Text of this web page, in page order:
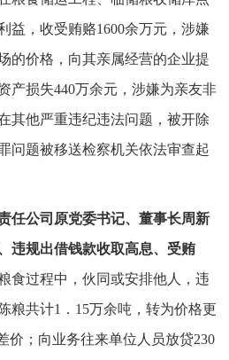
益，收受贿赂1600余万元，涉嫌
的价格，向其亲属经营的企业提
产损失440万余元，涉嫌为亲友非
其他严重违纪违法问题，被开除
问题被移送检察机关依法审查起
任公司原党委书记、董事长周新
违规出借钱款收取高息、受贿
食过程中，伙同或安排他人，违
粮共计1．15万余吨，转为价格更
价；向业务往来单位人员放贷230